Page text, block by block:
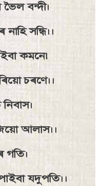
ভৈল বন্দী।
সন্ধি।।
কমনে৷
চৰণে।।
আলাস।।
গতি।
যদুপতি।।